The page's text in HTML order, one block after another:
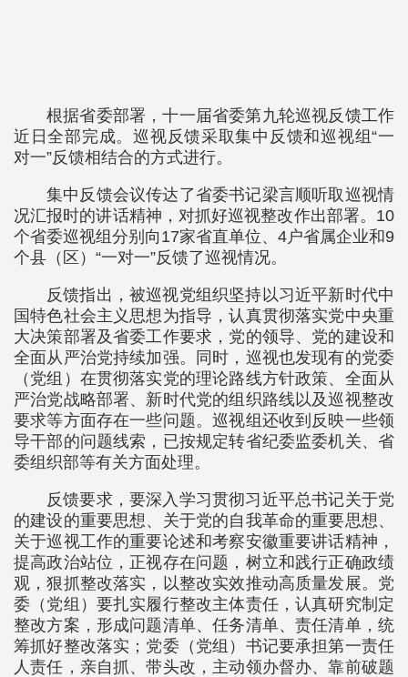
根据省委部署，十一届省委第九轮巡视反馈工作
近日全部完成。巡视反馈采取集中反馈和巡视组“一
对一”反馈相结合的方式进行。
集中反馈会议传达了省委书记梁言顺听取巡视情
况汇报时的讲话精神，对抓好巡视整改作出部署。10
个省委巡视组分别向17家省直单位、4户省属企业和9
个县（区）“一对一”反馈了巡视情况。
反馈指出，被巡视党组织坚持以习近平新时代中
国特色社会主义思想为指导，认真贯彻落实党中央重
大决策部署及省委工作要求，党的领导、党的建设和
全面从严治党持续加强。同时，巡视也发现有的党委
（党组）在贯彻落实党的理论路线方针政策、全面从
严治党战略部署、新时代党的组织路线以及巡视整改
要求等方面存在一些问题。巡视组还收到反映一些领
导干部的问题线索，已按规定转省纪委监委机关、省
委组织部等有关方面处理。
反馈要求，要深入学习贯彻习近平总书记关于党
的建设的重要思想、关于党的自我革命的重要思想、
关于巡视工作的重要论述和考察安徽重要讲话精神，
提高政治站位，正视存在问题，树立和践行正确政绩
观，狠抓整改落实，以整改实效推动高质量发展。党
委（党组）要扎实履行整改主体责任，认真研究制定
整改方案，形成问题清单、任务清单、责任清单，统
筹抓好整改落实；党委（党组）书记要承担第一责任
人责任，亲自抓、带头改，主动领办督办、靠前破题